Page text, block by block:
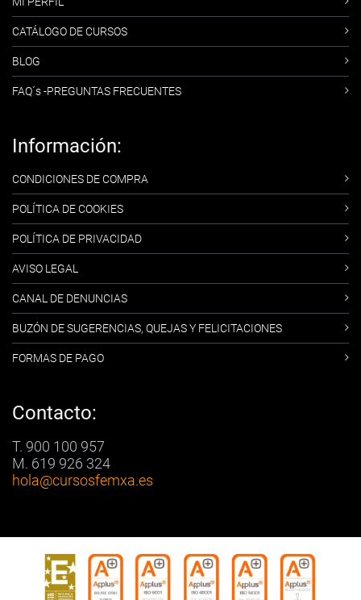
CATÁLOGO DE CURSOS
BLOG
FAQ´s -PREGUNTAS FRECUENTES
Información:
CONDICIONES DE COMPRA
POLÍTICA DE COOKIES
POLÍTICA DE PRIVACIDAD
AVISO LEGAL
CANAL DE DENUNCIAS
BUZÓN DE SUGERENCIAS, QUEJAS Y FELICITACIONES
FORMAS DE PAGO
Contacto:
T. 900 100 957
M. 619 926 324
hola@cursosfemxa.es